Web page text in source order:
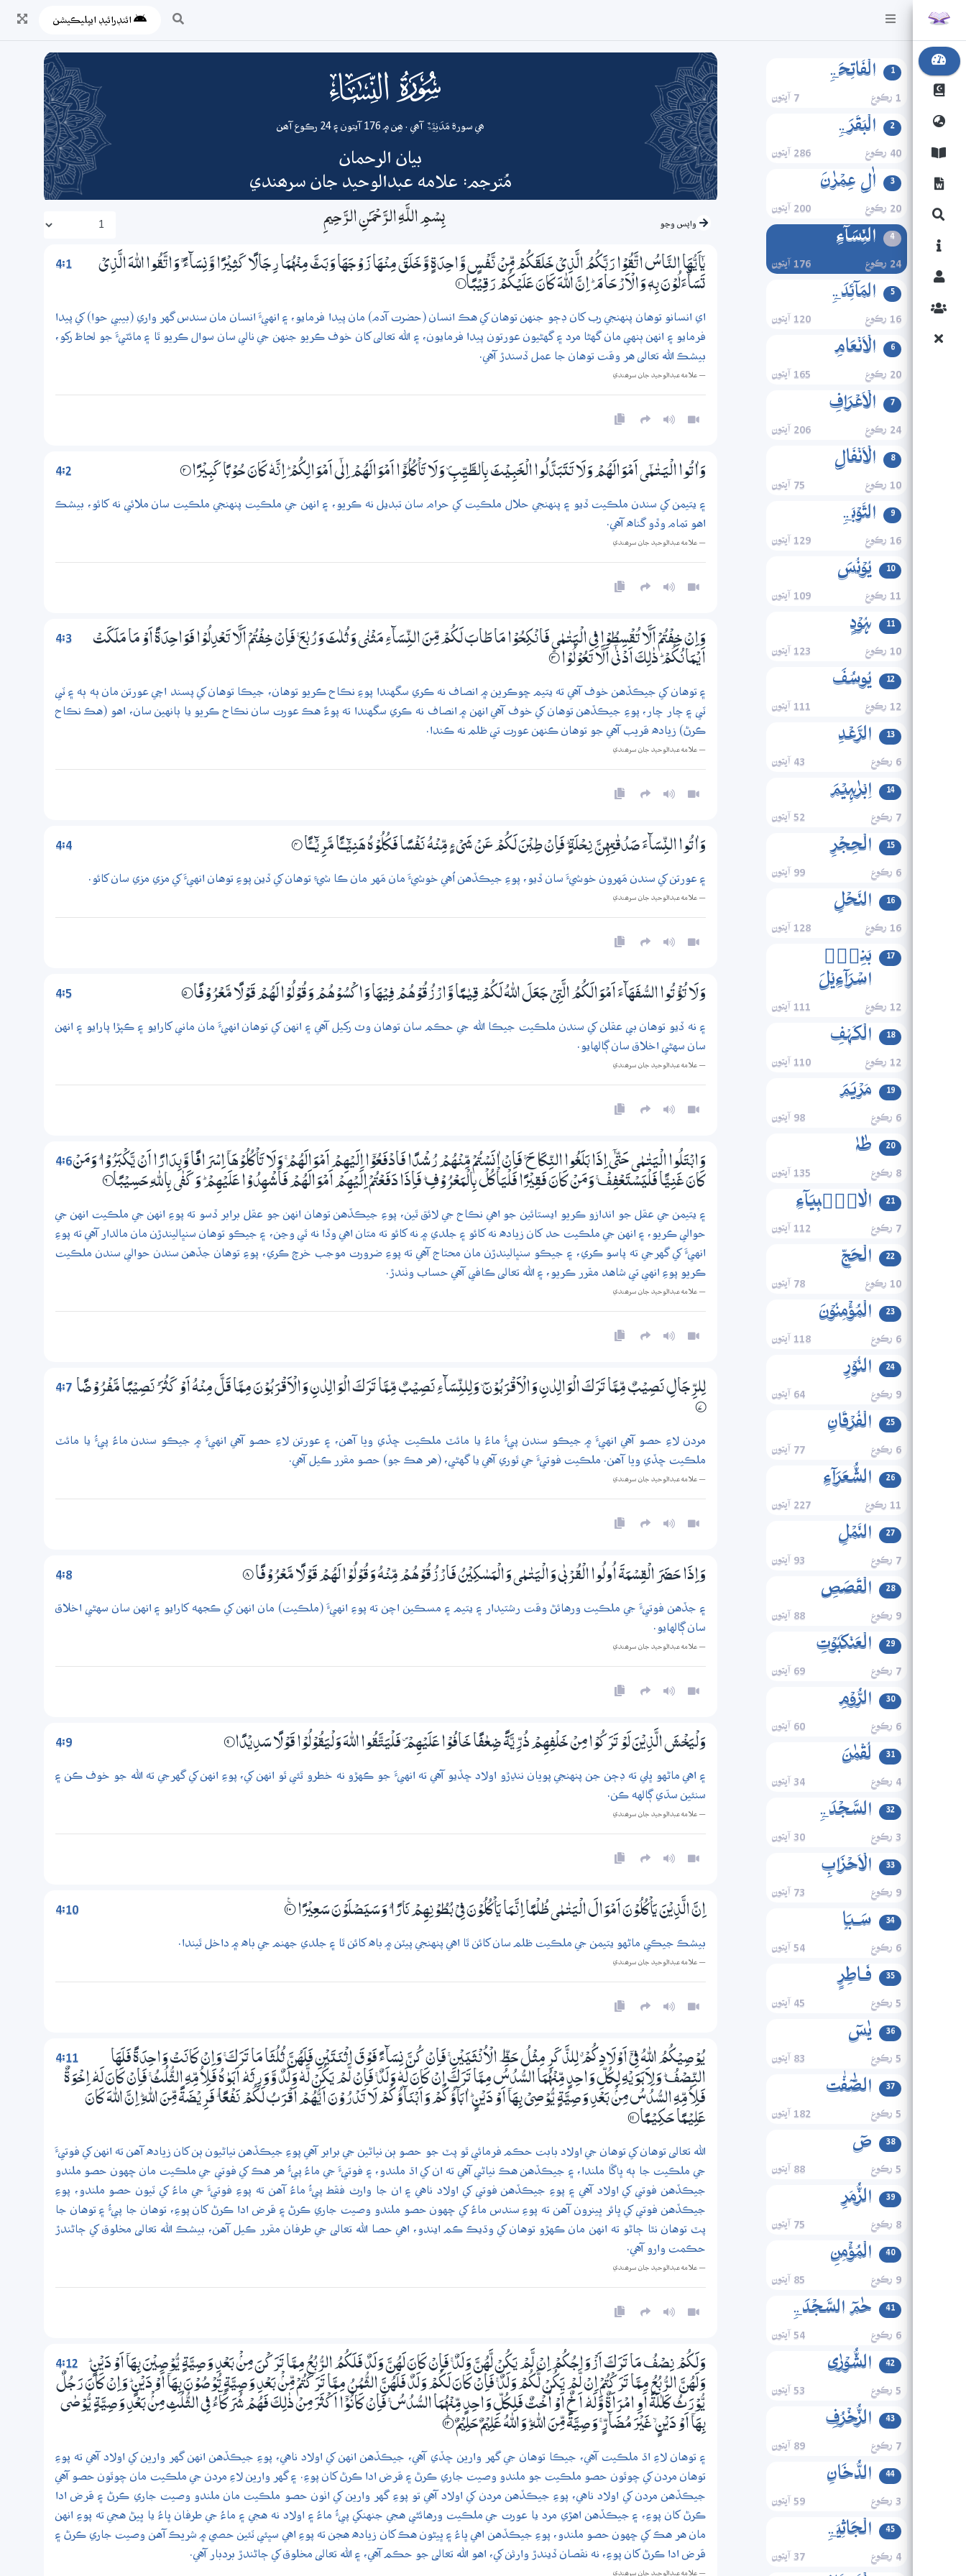
ائنڊرائيڊ ايپليڪيشن
1 الۡفَاتِحَۃِ
1 رڪوع 7 آيتون
2 الۡبَقَرَۃِ
40 رڪوع 286 آيتون
3 اٰلِ عِمۡرٰنَ
20 رڪوع 200 آيتون
4 النِّسَآءِ
24 رڪوع 176 آيتون
5 المَآئِدَۃِ
16 رڪوع 120 آيتون
6 الۡاَنۡعَامِ
20 رڪوع 165 آيتون
7 الۡاَعۡرَافِ
24 رڪوع 206 آيتون
8 الۡاَنۡفَالِ
10 رڪوع 75 آيتون
9 التَّوۡبَۃِ
16 رڪوع 129 آيتون
10 یُوۡنُسَ
11 رڪوع 109 آيتون
11 ہُوۡدٍ
10 رڪوع 123 آيتون
12 یُوسُفَ
12 رڪوع 111 آيتون
13 الرَّعۡدِ
6 رڪوع 43 آيتون
14 اِبۡرٰہِیۡمَ
7 رڪوع 52 آيتون
15 الۡحِجۡرِ
6 رڪوع 99 آيتون
16 النَّحۡلِ
16 رڪوع 128 آيتون
17
بَنِیۡۤ
اسۡرَآءِیۡلَ
12 رڪوع 111 آيتون
18 الۡکَہۡفِ
12 رڪوع 110 آيتون
19 مَرۡیَمَ
6 رڪوع 98 آيتون
20 طٰہٰ
8 رڪوع 135 آيتون
21 الۡانۡۢبِیَآءِ
7 رڪوع 112 آيتون
22 الۡحَجِّ
10 رڪوع 78 آيتون
23 الۡمُؤۡمِنُوۡنَ
6 رڪوع 118 آيتون
24 النُّوۡرِ
9 رڪوع 64 آيتون
25 الۡفُرۡقَانِ
6 رڪوع 77 آيتون
26 الشُّعَرَآءِ
11 رڪوع 227 آيتون
27 النَّمۡلِ
7 رڪوع 93 آيتون
28 الۡقَصَصِ
9 رڪوع 88 آيتون
29 الۡعَنۡکَبُوۡتِ
7 رڪوع 69 آيتون
30 الرُّوۡمِ
6 رڪوع 60 آيتون
31 لُقۡمٰنَ
4 رڪوع 34 آيتون
32 السَّجۡدَۃِ
3 رڪوع 30 آيتون
33 الۡاَحۡزَابِ
9 رڪوع 73 آيتون
34 سَـبَاٍ
6 رڪوع 54 آيتون
35 فَـاطِرٍ
5 رڪوع 45 آيتون
36 یٰسٓ
5 رڪوع 83 آيتون
37 الصّٰٓفّٰت
5 رڪوع 182 آيتون
38 صٓ
5 رڪوع 88 آيتون
39 الزُّمَرِ
8 رڪوع 75 آيتون
40 الۡمُؤۡمِنِ
9 رڪوع 85 آيتون
41 حٰمٓ السَّجۡدَۃِ
6 رڪوع 54 آيتون
42 الشُّوۡرٰی
5 رڪوع 53 آيتون
43 الزُّخۡرُفِ
7 رڪوع 89 آيتون
44 الدُّخَانِ
3 رڪوع 59 آيتون
45 الۡجَاثِیَۃِ
4 رڪوع 37 آيتون
004 surah
ھي سورة مَدَنِیَّۃٌ آھي . ھِن ۾ 176 آيتون ۽ 24 رڪوع آھن
بيان الرحمان
مُترجم: علامه عبدالوحيد جان سرھندي
واپس وڃو بِسْمِ اللَّـهِ الرَّحْمَـٰنِ الرَّحِيمِ
4:1
يٰٓاَيُّھَا النَّاسُ اتَّقُوْا رَبَّكُمُ الَّذِيْ خَلَقَكُمْ مِّنْ نَّفْسٍ وَّاحِدَةٍ وَّخَلَقَ مِنْھَا زَوْجَهَا وَبَثَّ مِنْهُمَا رِجَالًا كَثِيْرًا وَّنِسَاۗءً ۚ وَاتَّقُوا اللّٰهَ الَّذِيْ
تَسَاۗءَلُوْنَ بِهٖ وَالْاَرْحَامَ ۭ اِنَّ اللّٰهَ كَانَ عَلَيْكُمْ رَقِيْبًا 1‏۝
اي انسانو توهان پنهنجي رب کان ڊڄو جنهن توهان کي هڪ انسان (حضرت آدم) مان پيدا فرمايو، ۽ انهيءَ انسان مان سندس گهر واري (بيبي حوا) کي پيدا
فرمايو ۽ انهن ٻنهي مان گهڻا مرد ۽ گهڻيون عورتون پيدا فرمايون، ۽ الله تعالى کان خوف ڪريو جنهن جي نالي سان سوال ڪريو ٿا ۽ مائٽيءَ جو لحاظ رکو،
بيشڪ الله تعالى هر وقت توهان جا عمل ڏسندڙ آهي.
— علامه عبدالوحيد جان سرھندي
4:2 وَاٰتُوا الْيَــتٰـمٰٓى اَمْوَالَھُمْ وَلَا تَتَبَدَّلُوا الْـخَبِيْثَ بِالطَّيِّبِ ۠ وَلَا تَاْكُلُوْٓا اَمْوَالَھُمْ اِلٰٓى اَمْوَالِكُمْ ۭ اِنَّهٗ كَانَ حُوْبًا كَبِيْرًا 2‏۝
۽ يتيمن کي سندن ملڪيت ڏيو ۽ پنهنجي حلال ملڪيت کي حرام سان تبديل نه ڪريو، ۽ انهن جي ملڪيت پنهنجي ملڪيت سان ملائي نه کائو، بيشڪ
اهو تمام وڏو گناه آهي.
— علامه عبدالوحيد جان سرھندي
4:3
وَاِنْ خِفْتُمْ اَلَّا تُقْسِطُوْا فِي الْيَتٰـمٰى فَانْكِحُوْا مَا طَابَ لَكُمْ مِّنَ النِّسَاۗءِ مَثْنٰى وَثُلٰثَ وَرُبٰعَ ۚ فَاِنْ خِفْتُمْ اَلَّا تَعْدِلُوْا فَوَاحِدَةً اَوْ مَا مَلَكَتْ
اَيْـمَانُكُمْ ۭ ذٰلِكَ اَدْنٰٓى اَلَّا تَعُوْلُوْا 3‏۝ۭ
۽ توهان کي جيڪڏهن خوف آهي ته يتيم ڇوڪرين ۾ انصاف نه ڪري سگهندا پوءِ نڪاح ڪريو توهان، جيڪا توهان کي پسند اچي عورتن مان ٻه ٻه ۽ ٽي
ٽي ۽ چار چار، پوءِ جيڪڏهن توهان کي خوف آهي انهن ۾ انصاف نه ڪري سگهندا ته پوءِِ هڪ عورت سان نڪاح ڪريو يا ٻانهين سان، اهو (هڪ نڪاح
ڪرڻ) زياده قريب آهي جو توهان ڪنهن عورت تي ظلم نه ڪندا.
— علامه عبدالوحيد جان سرھندي
4:4 وَاٰتُوا النِّسَاۗءَ صَدُقٰتِهِنَّ نِـحْلَةٍ ۭ فَاِنْ طِبْنَ لَكُمْ عَنْ شَيْءٍ مِّنْهُ نَفْسًا فَكُلُوْهُ هَنِيْۗــــــًٔـا مَّرِيْۗـــــــًٔـا 4‏۝
۽ عورتن کي سندن مَهرون خوشيءَ سان ڏيو، پوءِ جيڪڏهن اُهي خوشيءَ مان مَهر مان ڪا شيءِ توهان کي ڏين پوءِ توهان انهيءَ کي مزي مزي سان کائو.
— علامه عبدالوحيد جان سرھندي
4:5 وَلَا تُؤْتُوا السُّفَھَاۗءَ اَمْوَالَكُمُ الَّتِىْ جَعَلَ اللّٰهُ لَكُمْ قِيٰـمًا وَّارْزُقُوْھُمْ فِيْھَا وَاكْسُوْھُمْ وَقُوْلُوْا لَھُمْ قَوْلًا مَّعْرُوْفًا 5‏؁
۽ نه ڏيو توهان بي عقلن کي سندن ملڪيت جيڪا الله جي حڪم سان توهان وٽ رکيل آهي ۽ انهن کي توهان انهيءَ مان ماني کارايو ۽ ڪپڙا پارايو ۽ انهن
سان سهڻي اخلاق سان ڳالهايو.
— علامه عبدالوحيد جان سرھندي
4:6وَابْتَلُوا الْيَتٰـمٰى ﱑ اِذَا بَلَغُوا النِّكَاحَ ۚ فَاِنْ اٰنَسْتُمْ مِّنْھُمْ رُشْدًا فَادْفَعُوْٓا اِلَيْھِمْ اَمْوَالَھُمْ ۚ وَلَا تَاْكُلُوْھَآ اِسْرَافًا وَّبِدَارًا اَنْ يَّكْبَرُوْا ۭ وَمَنْ
كَانَ غَنِيًّا فَلْيَسْتَعْفِفْ ۚ وَمَنْ كَانَ فَقِيْرًا فَلْيَاْكُلْ بِالْمَعْرُوْفِ ۭ فَاِذَا دَفَعْتُمْ اِلَيْھِمْ اَمْوَالَھُمْ فَاَشْهِدُوْا عَلَيْھِمْ ۭ وَكَفٰى بِاللّٰهِ حَسِـيْبًا 6‏؁
۽ يتيمن جي عقل جو اندازو ڪريو ايستائين جو اهي نڪاح جي لائق ٿين، پوءِ جيڪڏهن توهان انهن جو عقل برابر ڏسو ته پوءِ انهن جي ملڪيت انهن جي
حوالي ڪريو، ۽ انهن جي ملڪيت حد کان زياده نه کائو ۽ جلدي ۾ نه کائو ته متان اهي وڏا نه ٿي وڃن، ۽ جيڪو توهان سنڀاليندڙن مان مالدار آهي ته پوءِ
انهيءَ کي گهرجي ته پاسو ڪري، ۽ جيڪو سنڀاليندڙن مان محتاج آهي ته پوءِ ضرورت موجب خرچ ڪري، پوءِ توهان جڏهن سندن حوالي سندن ملڪيت
ڪريو پوءِ انهي تي شاهد مقرر ڪريو، ۽ الله تعالى ڪافي آهي حساب وٺندڙ.
— علامه عبدالوحيد جان سرھندي
4:7 لِلرِّجَالِ نَصِيْبٌ مِّـمَّا تَرَكَ الْوَالِدٰنِ وَالْاَقْرَبُوْنَ ۠ وَلِلنِّسَاۗءِ نَصِيْبٌ مِّـمَّا تَرَكَ الْوَالِدٰنِ وَالْاَقْرَبُوْنَ مِـمَّا قَلَّ مِنْهُ اَوْ كَثُرَ ۭ نَصِيْبًا مَّفْرُوْضًا
7‏۝
مردن لاءِ حصو آهي انهيءَ ۾ جيڪو سندن پيءُ ماءُ يا مائٽ ملڪيت ڇڏي ويا آهن، ۽ عورتن لاءِ حصو آهي انهيءَ ۾ جيڪو سندن ماءُ پيءُ يا مائٽ
ملڪيت ڇڏي ويا آهن. ملڪيت فوتيءَ جي ٿوري آهي يا گهڻي، (هر هڪ جو) حصو مقرر ڪيل آهي.
— علامه عبدالوحيد جان سرھندي
4:8 وَاِذَا حَضَرَ الْقِسْمَةَ اُولُوا الْقُرْبٰي وَالْيَتٰـمٰى وَالْمَسٰكِيْنُ فَارْزُقُوْھُمْ مِّنْهُ وَقُوْلُوْا لَھُمْ قَوْلًا مَّعْرُوْفًا 8‏۝
۽ جڏهن فوتيءَ جي ملڪيت ورهائڻ وقت رشتيدار ۽ يتيم ۽ مسڪين اچن ته پوءِ انهيءَ (ملڪيت) مان انهن کي ڪجهه کارايو ۽ انهن سان سهڻي اخلاق
سان ڳالهايو.
— علامه عبدالوحيد جان سرھندي
4:9 وَلْيَخْشَ الَّذِيْنَ لَوْ تَرَكُوْا مِنْ خَلْفِھِمْ ذُرِّيَّةً ضِعٰفًا خَافُوْا عَلَيْھِمْ ۠ فَلْيَتَّقُوا اللّٰهَ وَلْيَقُوْلُوْا قَوْلًا سَدِيْدًا 9‏۝
۽ اهي ماڻهو ڀلي ته ڊڄن جن پنهنجي پويان ننڍڙو اولاد ڇڏيو آهي ته انهيءَ جو ڪهڙو نه خطرو ٿئي ٿو انهن کي، پوءِ انهن کي گهرجي ته الله جو خوف ڪن ۽
سنئين سڌي ڳالهه ڪن.
— علامه عبدالوحيد جان سرھندي
4:10 اِنَّ الَّذِيْنَ يَاْكُلُوْنَ اَمْوَالَ الْيَتٰـمٰى ظُلْمًا اِنَّـمَا يَاْكُلُوْنَ فِيْ بُطُوْنِھِمْ نَارًا ۭ وَسَيَصْلَوْنَ سَعِيْرًا ؀ۧ10
بيشڪ جيڪي ماڻهو يتيمن جي ملڪيت ظلم سان کائن ٿا اهي پنهنجي پيٽن ۾ باه کائن ٿا ۽ جلدي جهنم جي باه ۾ داخل ٿيندا.
— علامه عبدالوحيد جان سرھندي
4:11
يُوْصِيْكُمُ اللّٰهُ فِيْٓ اَوْلَادِكُمْ ۤ لِلذَّكَرِ مِثْلُ حَظِّ الْاُنْثَيَيْنِ ۚ فَاِنْ كُنَّ نِسَاۗءً فَوْقَ اثْنَتَيْنِ فَلَھُنَّ ثُلُثَا مَا تَرَكَ ۚ وَاِنْ كَانَتْ وَاحِدَةً فَلَھَا
النِّصْفُ ۭ وَلِاَبَوَيْهِ لِكُلِّ وَاحِدٍ مِّنْهُمَا السُّدُسُ مِـمَّا تَرَكَ اِنْ كَانَ لَهٗ وَلَدٌ ۚ فَاِنْ لَّمْ يَكُنْ لَّهٗ وَلَدٌ وَّوَرِثَهٗ ٓ اَبَوٰهُ فَلِاُمِّهِ الثُّلُثُ ۚ فَاِنْ كَانَ لَهٗ ٓ اِخْوَةٌ
فَلِاُمِّهِ السُّدُسُ مِنْۢ بَعْدِ وَصِيَّةٍ يُّوْصِيْ بِھَآ اَوْ دَيْنٍ ۭ اٰبَاۗؤُكُمْ وَاَبْنَاۗؤُكُمْ لَا تَدْرُوْنَ اَيُّھُمْ اَقْرَبُ لَكُمْ نَفْعًا ۭ فَرِيْضَةً مِّنَ اللّٰهِ ۭ اِنَّ اللّٰهَ كَانَ
عَلِيْـمًا حَكِـيْـمًا ؀11
الله تعالى توهان کي توهان جي اولاد بابت حڪم فرمائي ٿو پٽ جو حصو ٻن نياڻين جي برابر آهي پوءِ جيڪڏهن نياڻيون ٻن کان زياده آهن ته انهن کي فوتيءَ
جي ملڪيت جا ٻه ڀاڱا ملندا، ۽ جيڪڏهن هڪ نياڻي آهي ته ان کي اڌ ملندو، ۽ فوتيءَ جي ماءُ پيءُ هر هڪ کي فوتي جي ملڪيت مان ڇهون حصو ملندو
جيڪڏهن فوتي کي اولاد آهي ۽ پوءِ جيڪڏهن فوتي کي اولاد ناهي ۽ ان جا وارث فقط پيءُ ماءُ آهن ته پوءِ فوتيءَ جي ماءُ کي ٽيون حصو ملندو، پوءِ
جيڪڏهن فوتي کي ڀائر ڀينرون آهن ته پوءِ سندس ماءُ کي ڇهون حصو ملندو وصيت جاري ڪرڻ ۽ قرض ادا ڪرڻ کان پوءِ، توهان جا پيءُ ۽ توهان جا
پٽ توهان نٿا ڄاڻو ته انهن مان ڪهڙو توهان کي وڌيڪ ڪم ايندو، اهي حصا الله تعالى جي طرفان مقرر ڪيل آهن، بيشڪ الله تعالى مخلوق کي ڄاڻندڙ
حڪمت وارو آهي.
— علامه عبدالوحيد جان سرھندي
4:12
وَلَكُمْ نِصْفُ مَا تَرَكَ اَزْوَاجُكُمْ اِنْ لَّمْ يَكُنْ لَّھُنَّ وَلَدٌ ۚ فَاِنْ كَانَ لَھُنَّ وَلَدٌ فَلَكُمُ الرُّبُعُ مِـمَّا تَرَكْنَ مِنْۢ بَعْدِ وَصِيَّةٍ يُّوْصِيْنَ بِھَآ اَوْ دَيْنٍ ۭ
وَلَھُنَّ الرُّبُعُ مِـمَّا تَرَكْتُمْ اِنْ لَّمْ يَكُنْ لَّكُمْ وَلَدٌ ۚ فَاِنْ كَانَ لَكُمْ وَلَدٌ فَلَھُنَّ الثُّمُنُ مِـمَّا تَرَكْتُمْ مِّنْۢ بَعْدِ وَصِيَّةٍ تُوْصُوْنَ بِھَآ اَوْ دَيْنٍ ۭ وَاِنْ كَانَ رَجُلٌ
يُّوْرَثُ كَلٰلَةً اَوِ امْرَاَةٌ وَّلَهٗ ٓ اَخٌ اَوْ اُخْتٌ فَلِكُلِّ وَاحِدٍ مِّنْهُمَا السُّدُسُ ۚ فَاِنْ كَانُوْٓا اَكْثَرَ مِنْ ذٰلِكَ فَھُمْ شُرَكَاۗءُ فِي الثُّلُثِ مِنْۢ بَعْدِ وَصِيَّةٍ يُّوْصٰى
بِھَآ اَوْ دَيْنٍ ۙ غَيْرَ مُضَاۗرٍّ ۚ وَصِيَّةً مِّنَ اللّٰهِ ۭ وَاللّٰهُ عَلِيْمٌ حَلِيْمٌ ؀ۭ12
۽ توهان لاءِ اڌ ملڪيت آهي، جيڪا توهان جي گهر وارين ڇڏي آهي، جيڪڏهن انهن کي اولاد ناهي، پوءِ جيڪڏهن انهن گهر وارين کي اولاد آهي ته پوءِ
توهان مردن کي چوٿون حصو ملڪيت جو ملندو وصيت جاري ڪرڻ ۽ قرض ادا ڪرڻ کان پوءِ. ۽ گهر وارين لاءِ مردن جي ملڪيت مان چوٿون حصو آهي
جيڪڏهن مردن کي اولاد ناهي، پوءِ جيڪڏهن مردن کي اولاد آهي تو پوءِ گهر وارين کي اٺون حصو ملڪيت مان ملندو وصيت جاري ڪرڻ ۽ قرض ادا
ڪرڻ کان پوءِ، ۽ جيڪڏهن اهڙي مرد يا عورت جي ملڪيت ورهائڻي هجي جنهنکي پيءُ ماءُ ۽ اولاد نه هجي ۽ ماءُ جي طرفان ڀاءُ يا ڀيڻ هجي ته پوءِ انهن
مان هر هڪ کي ڇهون حصو ملندو، پوءِ جيڪڏهن اهي ڀاءُ ۽ ڀيڻون هڪ کان زياده هجن ته پوءِ اهي سڀئي ٽئين حصي ۾ شريڪ آهن وصيت جاري ڪرڻ ۽
قرض ادا ڪرڻ کان پوءِ، نه نقصان ڏيندڙ وارثن کي، اهو الله تعالى جو حڪم آهي، ۽ الله تعالى مخلوق کي ڄاڻندڙ بردبار آهي.
— علامه عبدالوحيد جان سرھندي